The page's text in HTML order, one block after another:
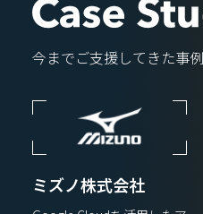
今までご支援してきた事例
ミズノ株式会社